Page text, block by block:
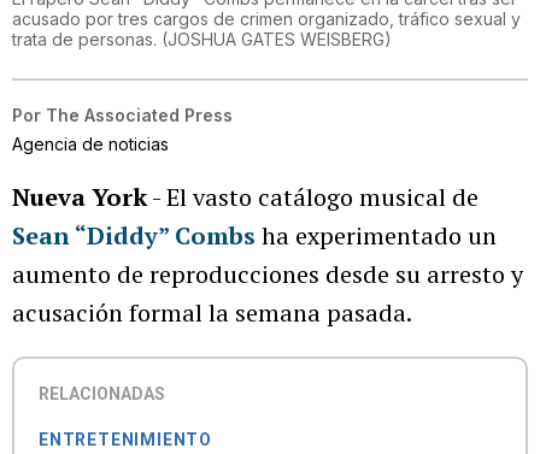
acusado por tres cargos de crimen organizado, tráfico sexual y
trata de personas. (JOSHUA GATES WEISBERG)
Por The Associated Press
Agencia de noticias
Nueva York- El vasto catálogo musical de
Sean “Diddy” Combs ha experimentado un
aumento de reproducciones desde su arresto y
acusación formal la semana pasada.
RELACIONADAS
ENTRETENIMIENTO